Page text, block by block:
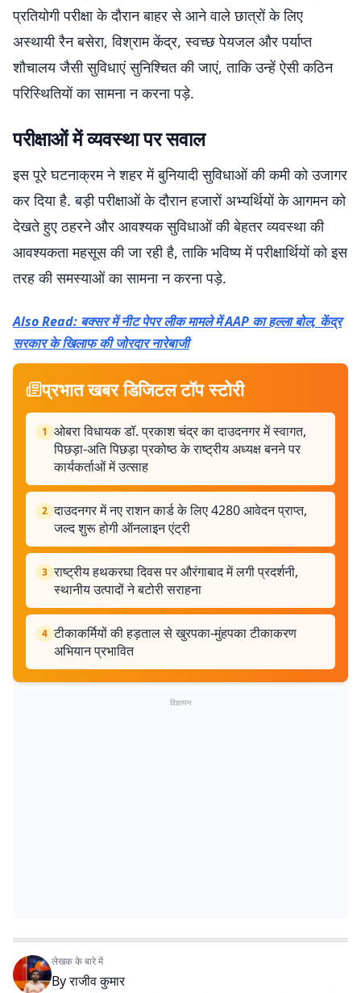
प्रतियोगी परीक्षा के दौरान बाहर से आने वाले छात्रों के लिए
अस्थायी रैन बसेरा, विश्राम केंद्र, स्वच्छ पेयजल और पर्याप्त
शौचालय जैसी सुविधाएं सुनिश्चित की जाएं, ताकि उन्हें ऐसी कठिन
परिस्थितियों का सामना न करना पड़े.
परीक्षाओं में व्यवस्था पर सवाल
इस पूरे घटनाक्रम ने शहर में बुनियादी सुविधाओं की कमी को उजागर
कर दिया है. बड़ी परीक्षाओं के दौरान हजारों अभ्यर्थियों के आगमन को
देखते हुए ठहरने और आवश्यक सुविधाओं की बेहतर व्यवस्था की
आवश्यकता महसूस की जा रही है, ताकि भविष्य में परीक्षार्थियों को इस
तरह की समस्याओं का सामना न करना पड़े.
Also Read: बक्सर में नीट पेपर लीक मामले में AAP का हल्ला बोल, केंद्र
सरकार के खिलाफ की जोरदार नारेबाजी
प्रभात खबर डिजिटल टॉप स्टोरी
1 ओबरा विधायक डॉ. प्रकाश चंद्र का दाउदनगर में स्वागत,
पिछड़ा-अति पिछड़ा प्रकोष्ठ के राष्ट्रीय अध्यक्ष बनने पर
कार्यकर्ताओं में उत्साह
2 दाउदनगर में नए राशन कार्ड के लिए 4280 आवेदन प्राप्त,
जल्द शुरू होगी ऑनलाइन एंट्री
3 राष्ट्रीय हथकरघा दिवस पर औरंगाबाद में लगी प्रदर्शनी,
स्थानीय उत्पादों ने बटोरी सराहना
4 टीकाकर्मियों की हड़ताल से खुरपका-मुंहपका टीकाकरण
अभियान प्रभावित
विज्ञापन
लेखक के बारे में
Byराजीव कुमार